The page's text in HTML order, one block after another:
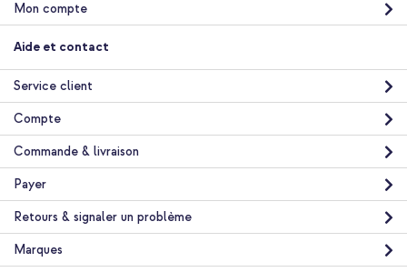
Mon compte
Aide et contact
Service client
Compte
Commande & livraison
Payer
Retours & signaler un problème
Marques